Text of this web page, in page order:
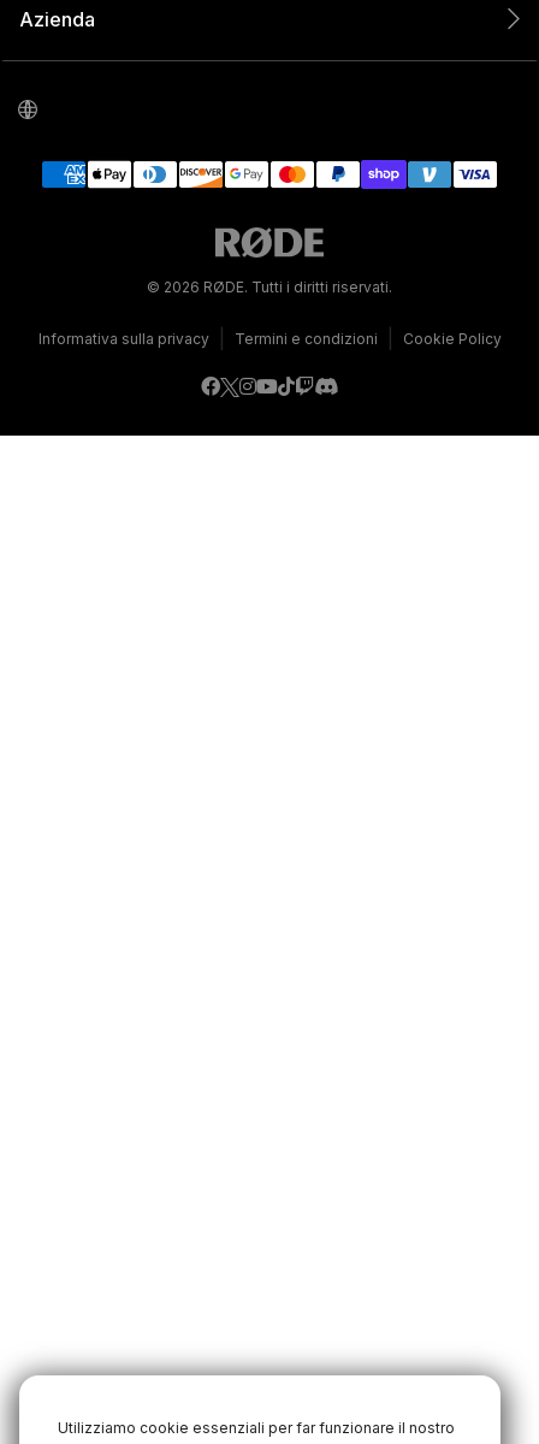
Utilizziamo cookie essenziali per far funzionare il nostro
Azienda
© 2026 RØDE. Tutti i diritti riservati.
Informativa sulla privacy Termini e condizioni Cookie Policy